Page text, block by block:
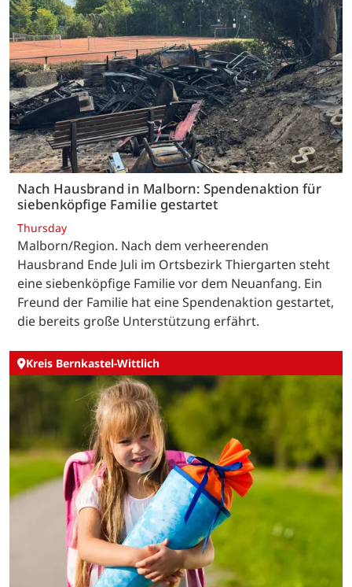
Nach Hausbrand in Malborn: Spendenaktion für
siebenköpfige Familie gestartet
Thursday
Malborn/Region. Nach dem verheerenden
Hausbrand Ende Juli im Ortsbezirk Thiergarten steht
eine siebenköpfige Familie vor dem Neuanfang. Ein
Freund der Familie hat eine Spendenaktion gestartet,
die bereits große Unterstützung erfährt.
Kreis Bernkastel-Wittlich